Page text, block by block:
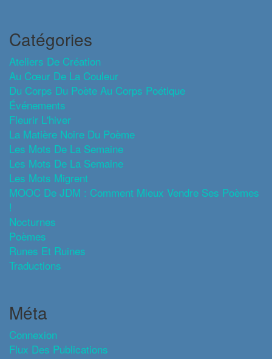
Catégories
Ateliers De Création
Au Cœur De La Couleur
Du Corps Du Poète Au Corps Poétique
Événements
Fleurir L'hiver
La Matière Noire Du Poème
Les Mots De La Semaine
Les Mots De La Semaine
Les Mots Migrent
MOOC De JDM : Comment Mieux Vendre Ses Poèmes
!
Nocturnes
Poèmes
Runes Et Ruines
Traductions
Méta
Connexion
Flux Des Publications